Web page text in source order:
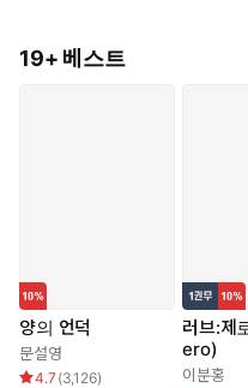
19+ 베스트
양의 언덕
문설영
4.7 (3,126)
러브:제
ero)
이분홍